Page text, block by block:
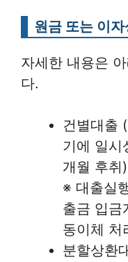
원금 또는 이
자세한 내용은
다.
건별대출
기에 일시
개월 후취
※ 대출실
출금 입금
동이체 처
분할상환